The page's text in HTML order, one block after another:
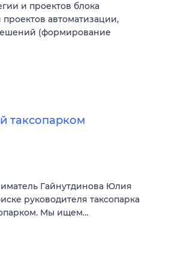
и проектов блока
автоматизации,
(формирование
таксопарком
Гайнутдинова Юлия
руководителя таксопарка
Мы ищем…